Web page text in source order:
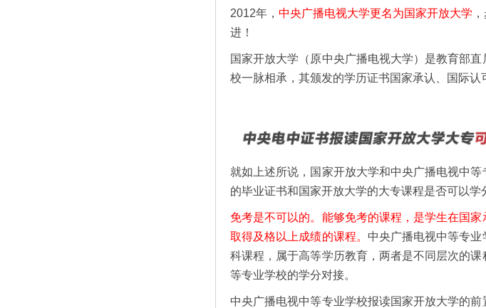
2012年， 中央广播电视大学更名为国家开放大学
进！
国家开放大学（原中央广播电视大学）是教育部
校一脉相承，其颁发的学历证书国家承认、国际认
就如上述所说，国家开放大学和中央广播电视中
的毕业证书和国家开放大学的大专课程是否可以
免考是不可以的。能够免考的课程，是学生在国
取得及格以上成绩的课程。 中央广播电视中等专
科课程，属于高等学历教育，两者是不同层次的
等专业学校的学分对接。
中央广播电视中等专业学校报读国家开放大学的